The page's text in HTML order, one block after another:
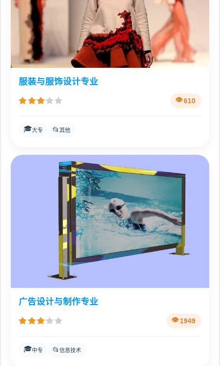
服装与服饰设计专业
610
🎓大专 📂 其他
广告设计与制作专业
1949
🎓中专 📂 信息技术